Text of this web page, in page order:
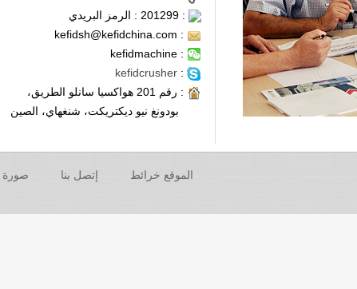
: 201299 : الرمز البريدي
: kefidsh@kefidchina.com
: kefidmachine
:
kefidcrusher
: رقم 201 هواكسيا سانلو الطريق،
بودونغ نيو ديكتريكت، شنغهاي، الصين
صورة إتصل بنا الموقع خرائط